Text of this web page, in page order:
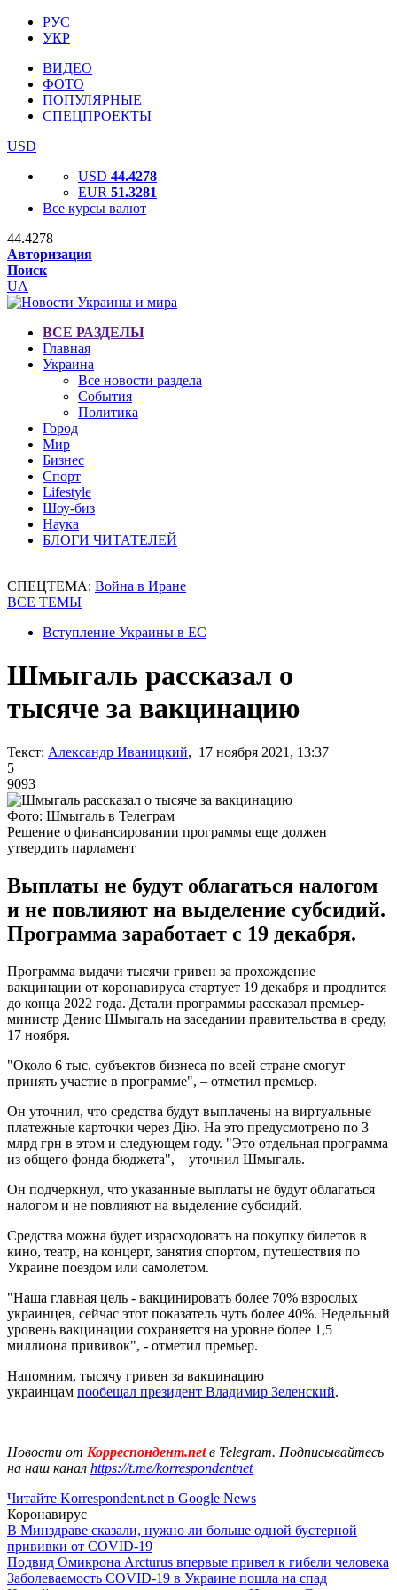
РУС
УКР
ВИДЕО
ФОТО
ПОПУЛЯРНЫЕ
СПЕЦПРОЕКТЫ
USD
USD 44.4278
EUR 51.3281
Все курсы валют
44.4278
Авторизация
Поиск
UA
ВСЕ РАЗДЕЛЫ
Главная
Украина
Все новости раздела
События
Политика
Город
Мир
Бизнес
Спорт
Lifestyle
Шоу-биз
Наука
БЛОГИ ЧИТАТЕЛЕЙ
СПЕЦТЕМА: Война в Иране
ВСЕ ТЕМЫ
Вступление Украины в ЕС
Шмыгаль рассказал о
тысяче за вакцинацию
Текст: Александр Иваницкий, 17 ноября 2021, 13:37
5
9093
Фото: Шмыгаль в Телеграм
Решение о финансировании программы еще должен
утвердить парламент
Выплаты не будут облагаться налогом
и не повлияют на выделение субсидий.
Программа заработает с 19 декабря.
Программа выдачи тысячи гривен за прохождение
вакцинации от коронавируса стартует 19 декабря и продлится
до конца 2022 года. Детали программы рассказал премьер-
министр Денис Шмыгаль на заседании правительства в среду,
17 ноября.
"Около 6 тыс. субъектов бизнеса по всей стране смогут
принять участие в программе", – отметил премьер.
Он уточнил, что средства будут выплачены на виртуальные
платежные карточки через Дію. На это предусмотрено по 3
млрд грн в этом и следующем году. "Это отдельная программа
из общего фонда бюджета", – уточнил Шмыгаль.
Он подчеркнул, что указанные выплаты не будут облагаться
налогом и не повлияют на выделение субсидий.
Средства можна будет израсходовать на покупку билетов в
кино, театр, на концерт, занятия спортом, путешествия по
Украине поездом или самолетом.
"Наша главная цель - вакцинировать более 70% взрослых
украинцев, сейчас этот показатель чуть более 40%. Недельный
уровень вакцинации сохраняется на уровне более 1,5
миллиона прививок", - отметил премьер.
Напомним, тысячу гривен за вакцинацию
украинцам пообещал президент Владимир Зеленский.
Новости от Корреспондент.netв Telegram. Подписывайтесь
на наш канал https://t.me/korrespondentnet
Читайте Korrespondent.net в Google News
Коронавирус
В Минздраве сказали, нужно ли больше одной бустерной
прививки от COVID-19
Подвид Омикрона Arcturus впервые привел к гибели человека
Заболеваемость COVID-19 в Украине пошла на спад